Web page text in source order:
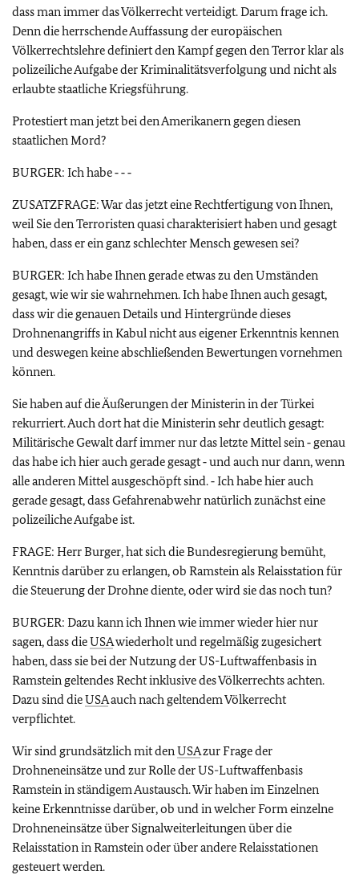
dass man immer das Völkerrecht verteidigt. Darum frage ich.
Denn die herrschende Auffassung der europäischen
Völkerrechtslehre definiert den Kampf gegen den Terror klar als
polizeiliche Aufgabe der Kriminalitätsverfolgung und nicht als
erlaubte staatliche Kriegsführung.
Protestiert man jetzt bei den Amerikanern gegen diesen
staatlichen Mord?
BURGER: Ich habe ‑ ‑ ‑
ZUSATZFRAGE: War das jetzt eine Rechtfertigung von Ihnen,
weil Sie den Terroristen quasi charakterisiert haben und gesagt
haben, dass er ein ganz schlechter Mensch gewesen sei?
BURGER: Ich habe Ihnen gerade etwas zu den Umständen
gesagt, wie wir sie wahrnehmen. Ich habe Ihnen auch gesagt,
dass wir die genauen Details und Hintergründe dieses
Drohnenangriffs in Kabul nicht aus eigener Erkenntnis kennen
und deswegen keine abschließenden Bewertungen vornehmen
können.
Sie haben auf die Äußerungen der Ministerin in der Türkei
rekurriert. Auch dort hat die Ministerin sehr deutlich gesagt:
Militärische Gewalt darf immer nur das letzte Mittel sein ‑ genau
das habe ich hier auch gerade gesagt ‑ und auch nur dann, wenn
alle anderen Mittel ausgeschöpft sind. ‑ Ich habe hier auch
gerade gesagt, dass Gefahrenabwehr natürlich zunächst eine
polizeiliche Aufgabe ist.
FRAGE: Herr Burger, hat sich die Bundesregierung bemüht,
Kenntnis darüber zu erlangen, ob Ramstein als Relaisstation für
die Steuerung der Drohne diente, oder wird sie das noch tun?
BURGER: Dazu kann ich Ihnen wie immer wieder hier nur
sagen, dass dieUSAwiederholt und regelmäßig zugesichert
haben, dass sie bei der Nutzung der US-Luftwaffenbasis in
Ramstein geltendes Recht inklusive des Völkerrechts achten.
Dazu sind dieUSAauch nach geltendem Völkerrecht
verpflichtet.
Wir sind grundsätzlich mit denUSAzur Frage der
Drohneneinsätze und zur Rolle der US-Luftwaffenbasis
Ramstein in ständigem Austausch. Wir haben im Einzelnen
keine Erkenntnisse darüber, ob und in welcher Form einzelne
Drohneneinsätze über Signalweiterleitungen über die
Relaisstation in Ramstein oder über andere Relaisstationen
gesteuert werden.